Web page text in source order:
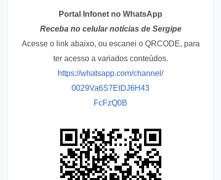
Portal Infonet no WhatsApp
Receba no celular notícias de Sergipe
Acesse o link abaixo, ou escanei o QRCODE, para
ter acesso a variados conteúdos.
https://whatsapp.com/channel/
0029Va6S7EtDJ6H43
FcFzQ0B